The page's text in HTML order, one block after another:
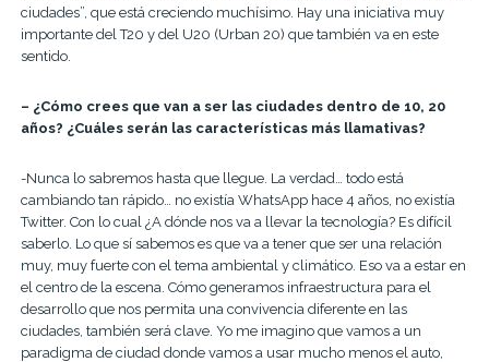
ciudades”, que está creciendo muchísimo. Hay una iniciativa muy
importante del T20 y del U20 (Urban 20) que también va en este
sentido.
– ¿Cómo crees que van a ser las ciudades dentro de 10, 20
años? ¿Cuáles serán las características más llamativas?
-Nunca lo sabremos hasta que llegue. La verdad… todo está
cambiando tan rápido… no existía WhatsApp hace 4 años, no existía
Twitter. Con lo cual ¿A dónde nos va a llevar la tecnología? Es difícil
saberlo. Lo que sí sabemos es que va a tener que ser una relación
muy, muy fuerte con el tema ambiental y climático. Eso va a estar en
el centro de la escena. Cómo generamos infraestructura para el
desarrollo que nos permita una convivencia diferente en las
ciudades, también será clave. ​Yo me imagino que vamos a un
paradigma de ciudad donde vamos a usar mucho menos el auto,